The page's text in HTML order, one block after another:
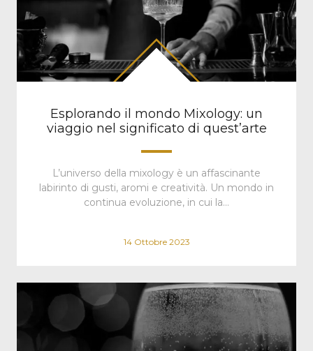
Esplorando il mondo Mixology: un
viaggio nel significato di quest’arte
L’universo della mixology è un affascinante
labirinto di gusti, aromi e creatività. Un mondo in
continua evoluzione, in cui la…
14 Ottobre 2023